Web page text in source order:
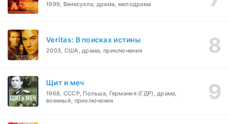
1999, Венесуэла, драма, мелодрама
Veritas: В поисках истины
2003, США, драма, приключения
Щит и меч
1968, СССР, Польша, Германия (ГДР), драма,
военный, приключения